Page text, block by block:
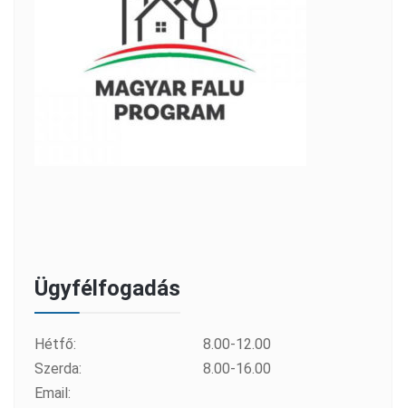
Ügyfélfogadás
Hétfő:
8.00-12.00
Szerda:
8.00-16.00
Email: